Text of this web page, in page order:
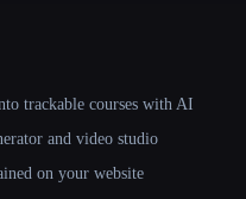
trackable courses with AI
and video studio
on your website